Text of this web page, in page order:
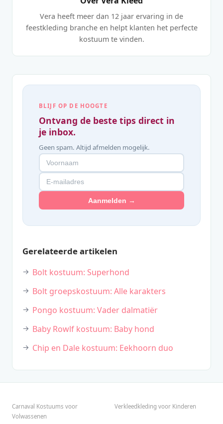
Vera heeft meer dan 12 jaar ervaring in de
feestkleding branche en helpt klanten het perfecte
kostuum te vinden.
BLIJF OP DE HOOGTE
Ontvang de beste tips direct in
je inbox.
Geen spam. Altijd afmelden mogelijk.
Aanmelden →
Gerelateerde artikelen
Bolt kostuum: Superhond
Bolt groepskostuum: Alle karakters
Pongo kostuum: Vader dalmatiër
Baby Rowlf kostuum: Baby hond
Chip en Dale kostuum: Eekhoorn duo
Carnaval Kostuums voor
Volwassenen
Verkleedkleding voor Kinderen